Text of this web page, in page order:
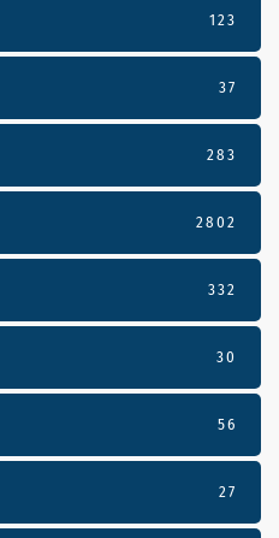
123
37
283
2802
332
30
56
27